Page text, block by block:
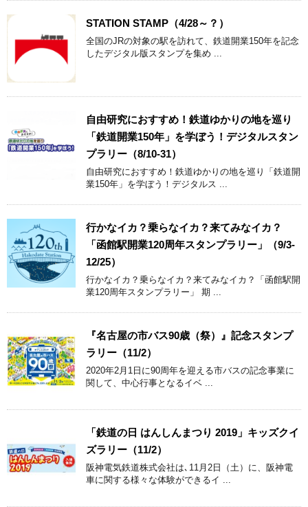
STATION STAMP（4/28～？）
全国のJRの対象の駅を訪れて、鉄道開業150年を記念
したデジタル版スタンプを集め ...
自由研究におすすめ！鉄道ゆかりの地を巡り
「鉄道開業150年」を学ぼう！デジタルスタン
プラリー（8/10-31）
自由研究におすすめ！鉄道ゆかりの地を巡り「鉄道開
業150年」を学ぼう！デジタルス ...
行かなイカ？乗らなイカ？来てみなイカ？
「函館駅開業120周年スタンプラリー」（9/3-
12/25）
行かなイカ？乗らなイカ？来てみなイカ？「函館駅開
業120周年スタンプラリー」 期 ...
『名古屋の市バス90歳（祭）』記念スタンプ
ラリー（11/2）
2020年2月1日に90周年を迎える市バスの記念事業に
関して、中心行事となるイベ ...
「鉄道の日 はんしんまつり 2019」キッズクイ
ズラリー（11/2）
阪神電気鉄道株式会社は､11月2日（土）に、阪神電
車に関する様々な体験ができるイ ...